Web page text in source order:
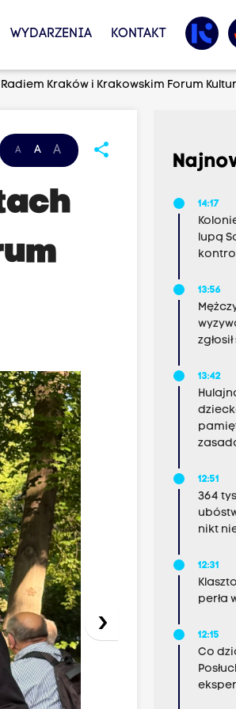
WYDARZENIA KONTAKT
Kraków i Krakowskim Forum
A A A share
›
14:17
lupą
13:56
13:42
12:51
364
nikt
12:31
perła
12:15
Co